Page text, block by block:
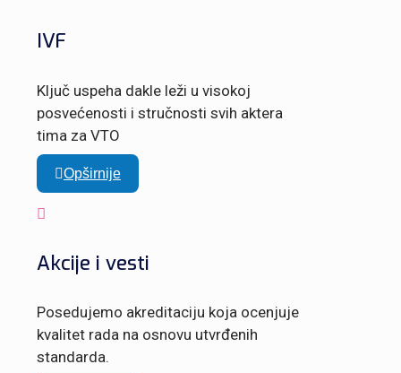
IVF
Ključ uspeha dakle leži u visokoj
posvećenosti i stručnosti svih aktera
tima za VTO
Opširnije
Akcije i vesti
Posedujemo akreditaciju koja ocenjuje
kvalitet rada na osnovu utvrđenih
standarda.